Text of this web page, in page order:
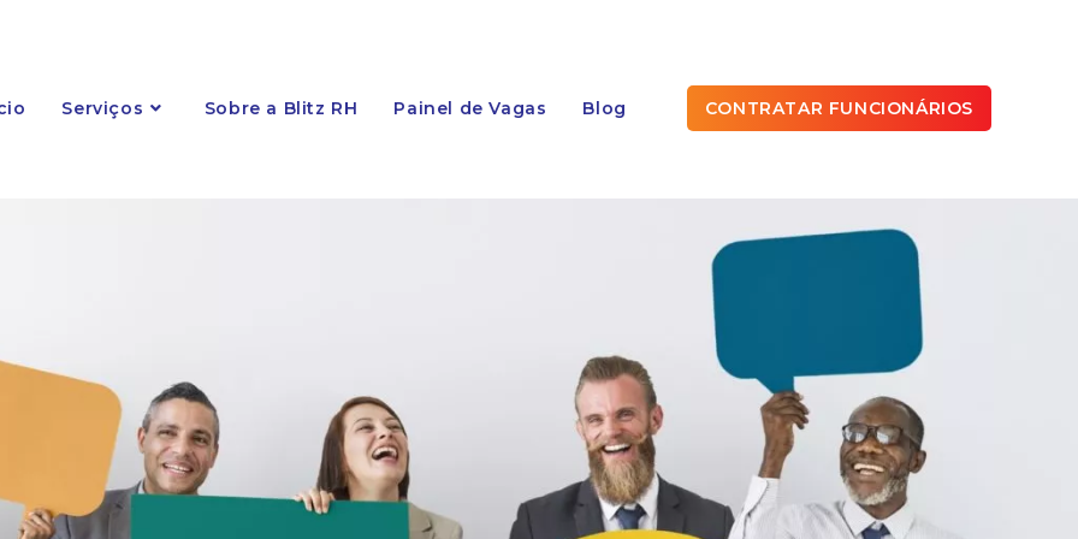
Serviços Sobre a Blitz RH Painel de Vagas Blog CONTRATAR FUNCIONÁRIOS